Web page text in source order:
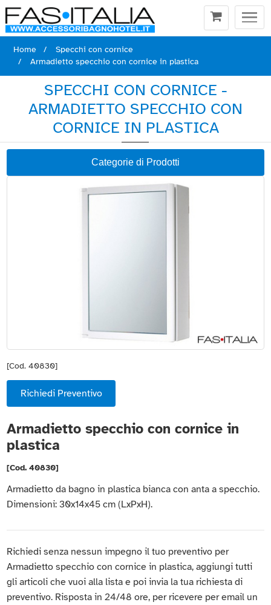
Home
Specchi con cornice
Armadietto specchio con cornice in plastica
SPECCHI CON CORNICE -
ARMADIETTO SPECCHIO CON
CORNICE IN PLASTICA
Categorie di Prodotti
[Cod. 40830]
Richiedi Preventivo
Armadietto specchio con cornice in
plastica
[Cod. 40830]
Armadietto da bagno in plastica bianca con anta a specchio.
Dimensioni: 30x14x45 cm (LxPxH).
Richiedi senza nessun impegno il tuo preventivo per
Armadietto specchio con cornice in plastica, aggiungi tutti
gli articoli che vuoi alla lista e poi invia la tua richiesta di
preventivo. Risposta in 24/48 ore, per ricevere per email un